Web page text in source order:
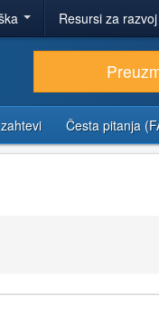
Resursi za razvoj
Česta pitanja